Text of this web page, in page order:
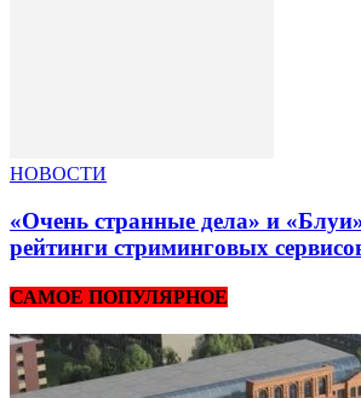
НОВОСТИ
«Очень странные дела» и
рейтинги стриминговых
САМОЕ ПОПУЛЯРНОЕ